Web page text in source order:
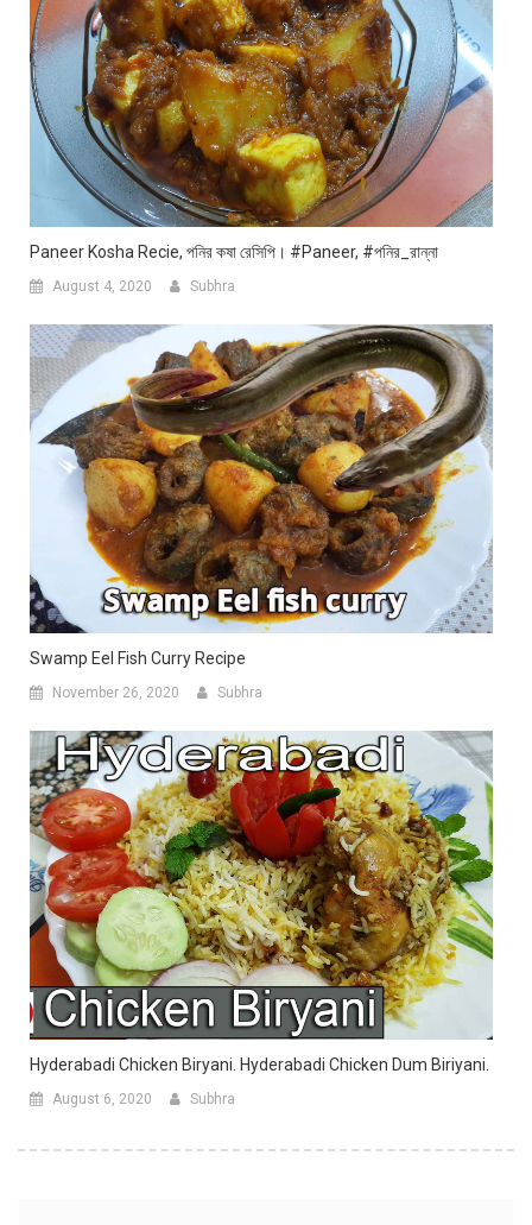
Paneer Kosha Recie, পনির কষা রেসিপি। #paneer, #পনির_রান্না
August 4, 2020 Subhra
Swamp Eel Fish Curry Recipe
November 26, 2020 Subhra
Hyderabadi Chicken Biryani. Hyderabadi Chicken Dum Biriyani.
August 6, 2020 Subhra